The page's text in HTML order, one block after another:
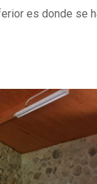
es donde se